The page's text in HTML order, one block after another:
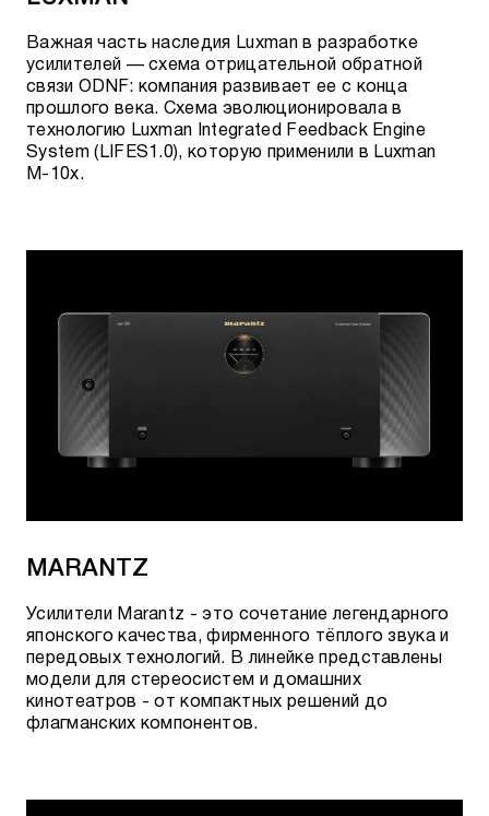
Важная часть наследия Luxman в разработке
усилителей — схема отрицательной обратной
связи ODNF: компания развивает ее с конца
прошлого века. Схема эволюционировала в
технологию Luxman Integrated Feedback Engine
System (LIFES1.0), которую применили в Luxman
M-10x.
MARANTZ
Усилители Marantz - это сочетание легендарного
японского качества, фирменного тёплого звука и
передовых технологий. В линейке представлены
модели для стереосистем и домашних
кинотеатров - от компактных решений до
флагманских компонентов.